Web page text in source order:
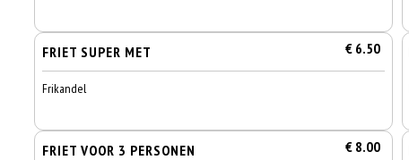
FRIET SUPER MET € 6.50
Frikandel
FRIET VOOR 3 PERSONEN € 8.00